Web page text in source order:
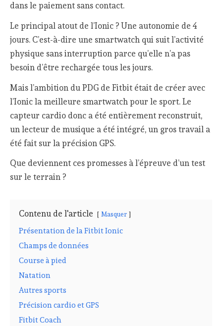
dans le paiement sans contact.
Le principal atout de l’Ionic ? Une autonomie de 4
jours. C’est-à-dire une smartwatch qui suit l’activité
physique sans interruption parce qu’elle n’a pas
besoin d’être rechargée tous les jours.
Mais l’ambition du PDG de Fitbit était de créer avec
l’Ionic la meilleure smartwatch pour le sport. Le
capteur cardio donc a été entièrement reconstruit,
un lecteur de musique a été intégré, un gros travail a
été fait sur la précision GPS.
Que deviennent ces promesses à l’épreuve d’un test
sur le terrain ?
Contenu de l'article Masquer
Présentation de la Fitbit Ionic
Champs de données
Course à pied
Natation
Autres sports
Précision cardio et GPS
Fitbit Coach